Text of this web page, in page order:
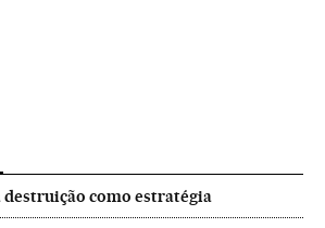
destruição como estratégia